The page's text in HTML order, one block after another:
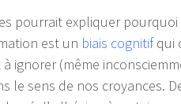
pourrait expliquer
est un biais cognitifqui
ignorer (même
le sens de nos croyances.